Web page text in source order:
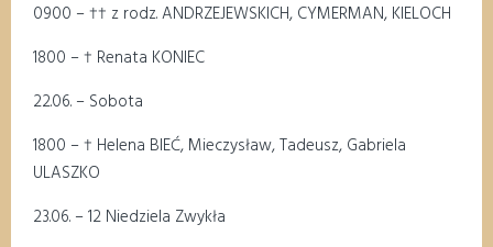
0900 –†† z rodz. ANDRZEJEWSKICH, CYMERMAN, KIELOCH
1800 –† Renata KONIEC
22.06. – Sobota
1800 –† Helena BIEĆ, Mieczysław, Tadeusz, Gabriela
ULASZKO
23.06. – 12 Niedziela Zwykła